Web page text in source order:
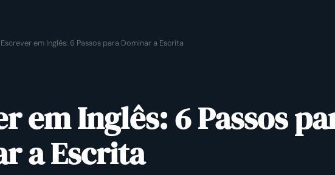
Escrever em Inglês: 6 Passos para Dominar a Escrita
em Inglês: 6 Passos
a Escrita